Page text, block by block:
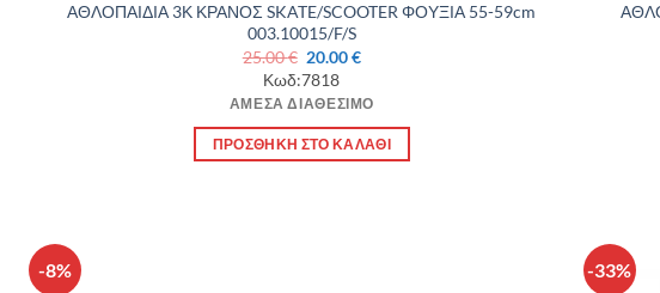
ΑΘΛΟΠΑΙΔΙΑ 3Κ ΚΡΑΝΟΣ SKATE/SCOOTER ΦΟΥΞΙΑ 55-59cm
003.10015/F/S
25.00€ Original
price
was:
25.00 €.
20.00€Η
είναι:
20.00 €.
Κωδ:7818
ΆΜΕΣΑ ΔΙΑΘΈΣΙΜΟ
ΠΡΟΣΘΉΚΗ ΣΤΟ ΚΑΛΆΘΙ
-8% -33%